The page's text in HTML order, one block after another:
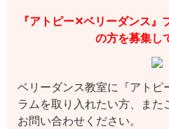
『アトピー✕ベリーダンス
の方を募集し
ベリーダンス教室に『アト
ラムを取り入れたい方、ま
お問い合わせください。